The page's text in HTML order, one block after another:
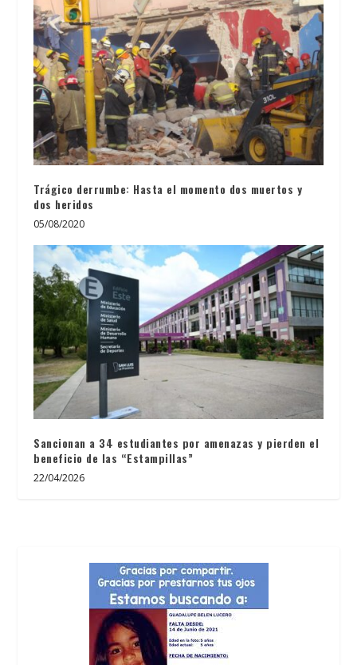
Trágico derrumbe: Hasta el momento dos muertos y
dos heridos
05/08/2020
Sancionan a 34 estudiantes por amenazas y pierden el
beneficio de las “Estampillas”
22/04/2026